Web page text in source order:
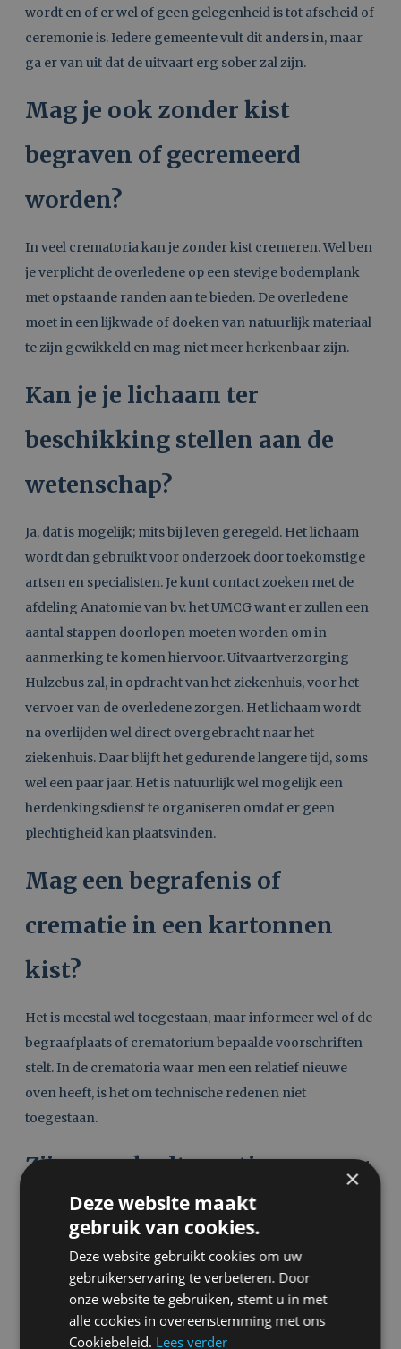
wordt en of er wel of geen gelegenheid is tot afscheid of
ceremonie is. Iedere gemeente vult dit anders in, maar
ga er van uit dat de uitvaart erg sober zal zijn.
Mag je ook zonder kist
begraven of gecremeerd
worden?
In veel crematoria kan je zonder kist cremeren. Wel ben
je verplicht de overledene op een stevige bodemplank
met opstaande randen aan te bieden. De overledene
moet in een lijkwade of doeken van natuurlijk materiaal
te zijn gewikkeld en mag niet meer herkenbaar zijn.
Kan je je lichaam ter
beschikking stellen aan de
wetenschap?
Ja, dat is mogelijk; mits bij leven geregeld. Het lichaam
wordt dan gebruikt voor onderzoek door toekomstige
artsen en specialisten. Je kunt contact zoeken met de
afdeling Anatomie van bv. het UMCG want er zullen een
aantal stappen doorlopen moeten worden om in
aanmerking te komen hiervoor. Uitvaartverzorging
Hulzebus zal, in opdracht van het ziekenhuis, voor het
vervoer van de overledene zorgen. Het lichaam wordt
na overlijden wel direct overgebracht naar het
ziekenhuis. Daar blijft het gedurende langere tijd, soms
wel een paar jaar. Het is natuurlijk wel mogelijk een
herdenkingsdienst te organiseren omdat er geen
plechtigheid kan plaatsvinden.
Mag een begrafenis of
crematie in een kartonnen
kist?
Het is meestal wel toegestaan, maar informeer wel of de
begraafplaats of crematorium bepaalde voorschriften
stelt. In de crematoria waar men een relatief nieuwe
oven heeft, is het om technische redenen niet
toegestaan.
Zijn er ook alternatieven voor
een zwarte rouwauto?
Ja, rouwauto’s zijn in meerder kleuren beschikbaar.
Hulzebus Uitvaartverzorging beschikt over een zwarte,
een bordeaux-kleurige rouwauto en sinds kort een
elektrische auto. Maar ook een witte auto is door
×
Deze website maakt
gebruik van cookies.
Deze website gebruikt cookies om uw
gebruikerservaring te verbeteren. Door
onze website te gebruiken, stemt u in met
alle cookies in overeenstemming met ons
Cookiebeleid. Lees verder